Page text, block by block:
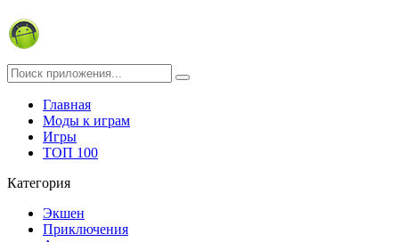
Главная
Моды к играм
Игры
ТОП 100
Категория
Экшен
Приключения